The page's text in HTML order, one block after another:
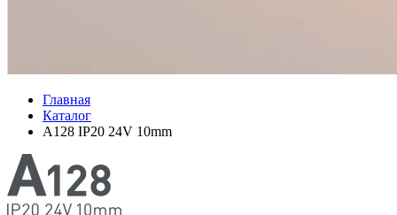
Главная
Каталог
A128 IP20 24V 10mm